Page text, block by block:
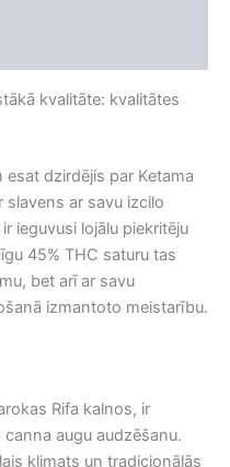
kvalitāte: kvalitātes
dzirdējis par Ketama
slavens ar savu izcilo
ieguvusi lojālu piekritēju
45% THC saturu tas
bet arī ar savu
izmantoto meistarību.
Rifa kalnos, ir
augu audzēšanu.
klimats un tradicionālās